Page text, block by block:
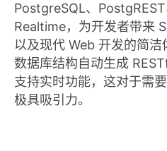
PostgreSQL、
Realtime，为开发者带来
以及现代 Web 开发的简
数据库结构自动生成
支持实时功能，这对于需
极具吸引力。